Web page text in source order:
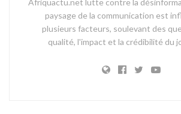
Afriquactu.net lutte contre la
paysage de la communication est
plusieurs facteurs, soulevant des
qualité, l'impact et la crédibilité du